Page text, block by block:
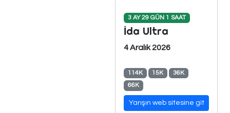
3 AY 29 GÜN 1 SAAT
İda Ultra
4 Aralık 2026
114K 15K
36K
66K
Yarışın web sitesine git